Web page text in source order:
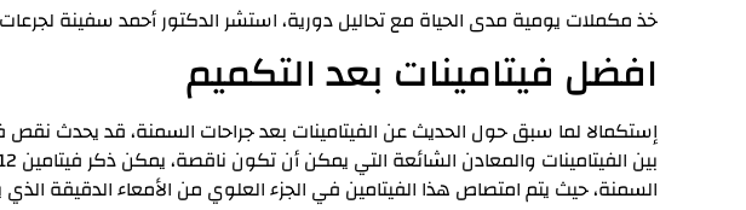
خذ مكملات يومية مدى الحياة مع تحاليل دورية، استشر الدكتور أحمد سفينة
افضل فيتامينات بعد التكميم
إستكمالا لما سبق حول الحديث عن الفيتامينات بعد جراحات السمنة، قد يحدث
السمنة، حيث يتم امتصاص هذا الفيتامين في الجزء العلوي من الأمعاء الدقيقة